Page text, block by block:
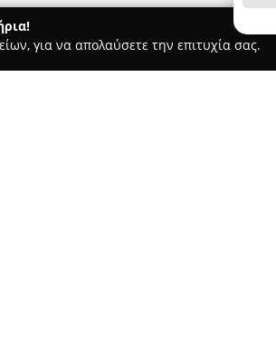
για να απολαύσετε την επιτυχία σας.